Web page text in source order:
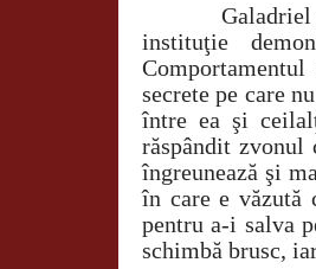
Galadriel are
instituţie
secrete pe care
între ea şi
răspândit
îngreunează şi
în care e văzută
pentru a-i salva
schimbă brusc,